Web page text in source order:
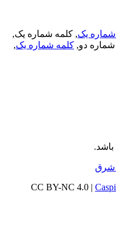
یک, کلمه شماره یک,
دو,کلمه شماره یک,